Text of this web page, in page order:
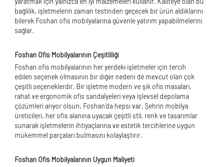
bağlılık, işletmelerin zaman testinden geçecek bir ürün aldıklarını
bilerek Foshan ofis mobilyalarına güvenle yatırım yapabilmelerini
sağlar.
Foshan Ofis Mobilyalarının Çeşitliliği
Foshan ofis mobilyalarının her yerdeki işletmeler için tercih
edilen seçenek olmasının bir diğer nedeni de mevcut olan çok
çeşitli seçeneklerdir. Bir işletme modern ve şık ofis masaları,
rahat ve ergonomik ofis sandalyeleri veya işlevsel depolama
çözümleri arıyor olsun, Foshan'da hepsi var. Şehrin mobilya
üreticileri, her ofis alanına uyacak çeşitli stil, renk ve tasarımlar
sunarak işletmelerin ihtiyaçlarına ve estetik tercihlerine uygun
mükemmel parçaları bulmasını kolaylaştırır.
Foshan Ofis Mobilyalarının Uygun Maliyeti